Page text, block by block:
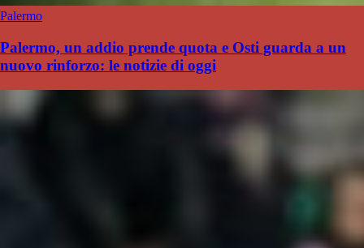
Palermo
Palermo, un addio prende quota e Osti guarda a un
nuovo rinforzo: le notizie di oggi